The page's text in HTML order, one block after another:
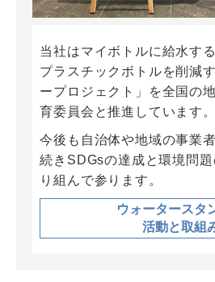
当社はマイボトルに給水す
プラスチックボトルを削減
ープロジェクト」を全国の
育委員会と推進しています。
今後も自治体や地域の事業
続きSDGsの達成と環境問
り組んで参ります。
ウォータースタ
活動と取組